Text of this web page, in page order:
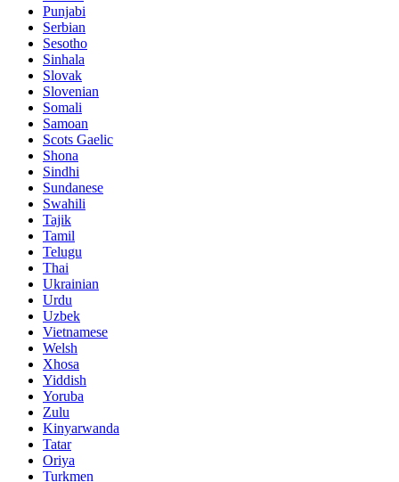
Punjabi
Serbian
Sesotho
Sinhala
Slovak
Slovenian
Somali
Samoan
Scots Gaelic
Shona
Sindhi
Sundanese
Swahili
Tajik
Tamil
Telugu
Thai
Ukrainian
Urdu
Uzbek
Vietnamese
Welsh
Xhosa
Yiddish
Yoruba
Zulu
Kinyarwanda
Tatar
Oriya
Turkmen